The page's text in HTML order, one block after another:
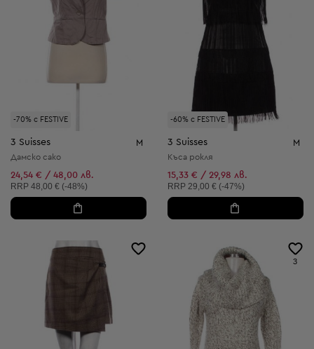
-70% с FESTIVE
3 Suisses M
Дамско сако
24,54 € / 48,00 лв.
Препоръчителна цена:
RRP 48,00 € (-48%)
-60% с FESTIVE
3 Suisses M
Къса рокля
15,33 € / 29,98 лв.
Препоръчителна цена:
RRP 29,00 € (-47%)
3